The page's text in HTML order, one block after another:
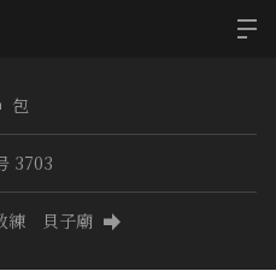
包
3703
練 貝子廟